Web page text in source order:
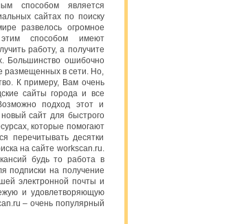
способом является
сайтах по поиску
развелось огромное
способом имеют
работу, а получите
Большинство ошибочно
размещенных в сети. Но,
К примеру, Вам очень
сайты города и все
подход этот и
сайт для быстрого
которые помогают
перечитывать десятки
на сайте workscan.ru.
будь то работа в
подписки на получение
электронной почты и
и удовлетворяющую
– очень популярный